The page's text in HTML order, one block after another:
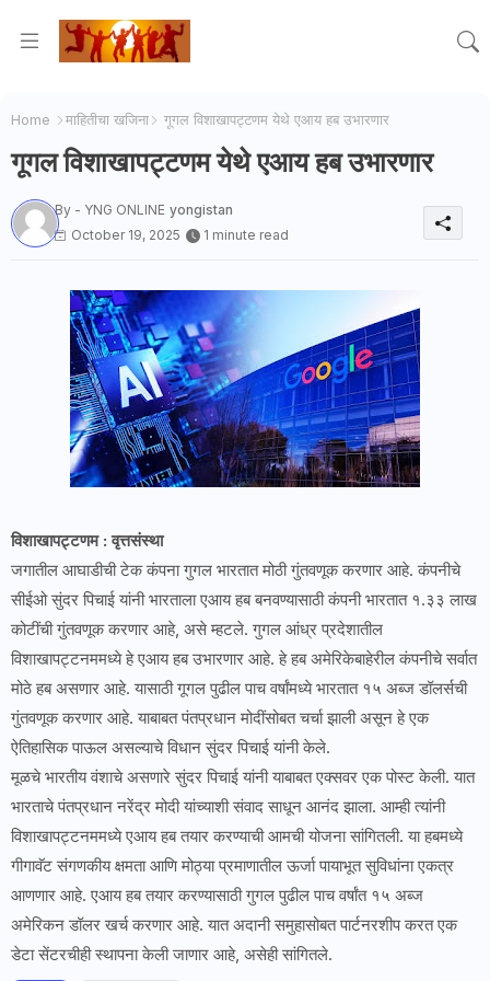
Home माहितीचा खजिना गूगल विशाखापट्टणम येथे एआय हब उभारणार
गूगल विशाखापट्टणम येथे एआय हब उभारणार
By - YNG ONLINE yongistan
October 19, 2025
1 minute read
विशाखापट्टणम : वृत्तसंस्था
जगातील आघाडीची टेक कंपना गुगल भारतात मोठी गुंतवणूक करणार आहे. कंपनीचे
सीईओ सुंदर पिचाई यांनी भारताला एआय हब बनवण्यासाठी कंपनी भारतात १.३३ लाख
कोटींची गुंतवणूक करणार आहे, असे म्हटले. गुगल आंध्र प्रदेशातील
विशाखापट्टनममध्ये हे एआय हब उभारणार आहे. हे हब अमेरिकेबाहेरील कंपनीचे सर्वात
मोठे हब असणार आहे. यासाठी गूगल पुढील पाच वर्षांमध्ये भारतात १५ अब्ज डॉलर्सची
गुंतवणूक करणार आहे. याबाबत पंतप्रधान मोदींसोबत चर्चा झाली असून हे एक
ऐतिहासिक पाऊल असल्याचे विधान सुंदर पिचाई यांनी केले.
मूळचे भारतीय वंशाचे असणारे सुंदर पिचाई यांनी याबाबत एक्सवर एक पोस्ट केली. यात
भारताचे पंतप्रधान नरेंद्र मोदी यांच्याशी संवाद साधून आनंद झाला. आम्ही त्यांनी
विशाखापट्टनममध्ये एआय हब तयार करण्याची आमची योजना सांगितली. या हबमध्ये
गीगावॅट संगणकीय क्षमता आणि मोठ्या प्रमाणातील ऊर्जा पायाभूत सुविधांना एकत्र
आणणार आहे. एआय हब तयार करण्यासाठी गुगल पुढील पाच वर्षांत १५ अब्ज
अमेरिकन डॉलर खर्च करणार आहे. यात अदानी समुहासोबत पार्टनरशीप करत एक
डेटा सेंटरचीही स्थापना केली जाणार आहे, असेही सांगितले.